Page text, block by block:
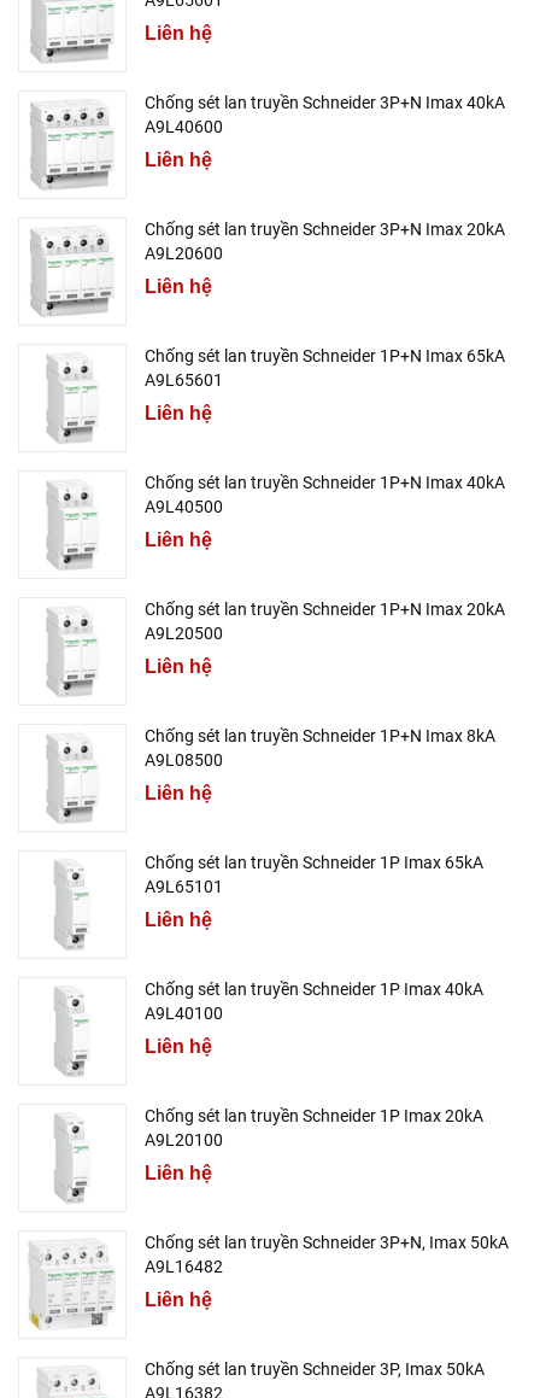
Liên hệ
Chống sét lan truyền Schneider 3P+N Imax 40kA
A9L40600
Liên hệ
Chống sét lan truyền Schneider 3P+N Imax 20kA
A9L20600
Liên hệ
Chống sét lan truyền Schneider 1P+N Imax 65kA
A9L65601
Liên hệ
Chống sét lan truyền Schneider 1P+N Imax 40kA
A9L40500
Liên hệ
Chống sét lan truyền Schneider 1P+N Imax 20kA
A9L20500
Liên hệ
Chống sét lan truyền Schneider 1P+N Imax 8kA
A9L08500
Liên hệ
Chống sét lan truyền Schneider 1P Imax 65kA
A9L65101
Liên hệ
Chống sét lan truyền Schneider 1P Imax 40kA
A9L40100
Liên hệ
Chống sét lan truyền Schneider 1P Imax 20kA
A9L20100
Liên hệ
Chống sét lan truyền Schneider 3P+N, Imax 50kA
A9L16482
Liên hệ
Chống sét lan truyền Schneider 3P, Imax 50kA
A9L16382